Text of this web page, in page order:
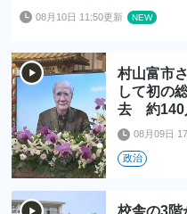
08月10日 11:50更新
村山富市
して初の
去 約140
08月09日
政治